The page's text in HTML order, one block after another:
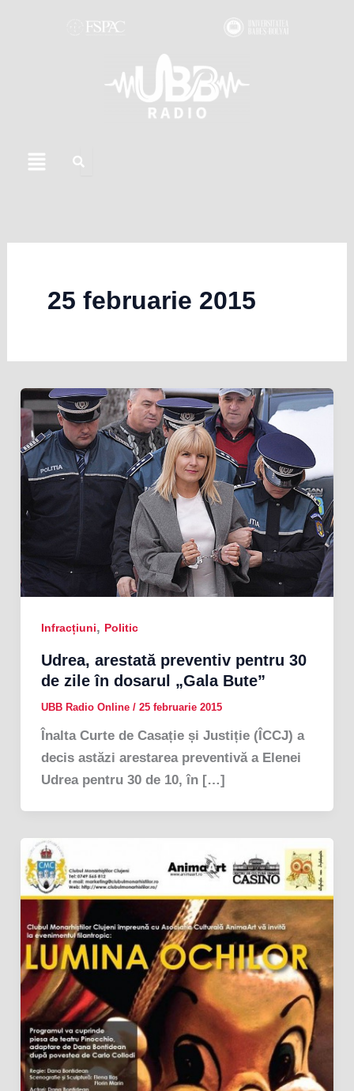
Menu
25 februarie 2015
Infracțiuni, Politic
Udrea, arestată preventiv pentru 30
de zile în dosarul „Gala Bute”
UBB Radio Online / 25 februarie 2015
Înalta Curte de Casație și Justiție (ÎCCJ) a
decis astăzi arestarea preventivă a Elenei
Udrea pentru 30 de 10, în […]